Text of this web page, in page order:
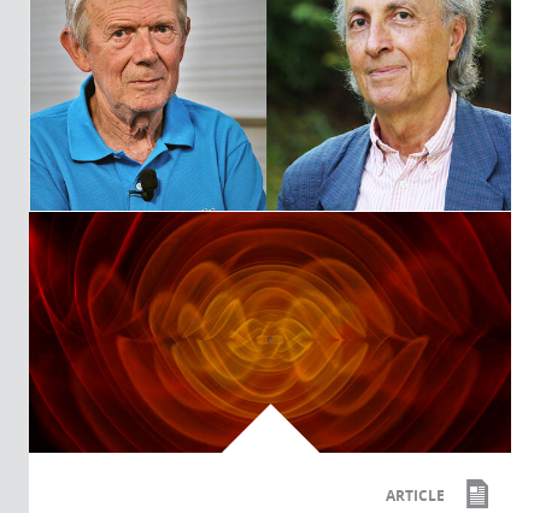
ARTICLE